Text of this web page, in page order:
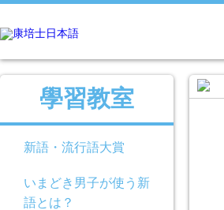
學習教室
新語・流行語大賞
いまどき男子が使う新
語とは？